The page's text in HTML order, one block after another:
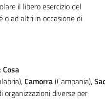
il libero esercizio del
o ad altri in occasione di
Cosa
Camorra(Campania),
organizzazioni diverse per